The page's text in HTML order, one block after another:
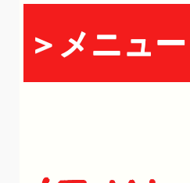
＞メニュー